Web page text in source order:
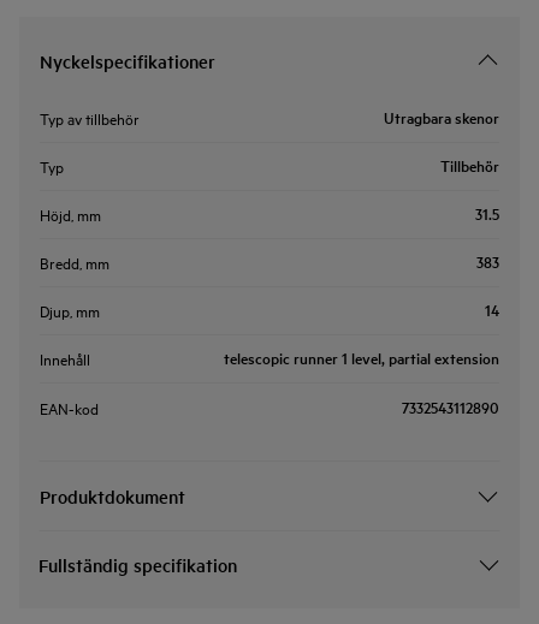
Nyckelspecifikationer
Typ av tillbehör Utragbara skenor
Typ Tillbehör
Höjd, mm 31.5
Bredd, mm 383
Djup, mm 14
Innehåll telescopic runner 1 level, partial extension
EAN-kod 7332543112890
Produktdokument
Fullständig specifikation